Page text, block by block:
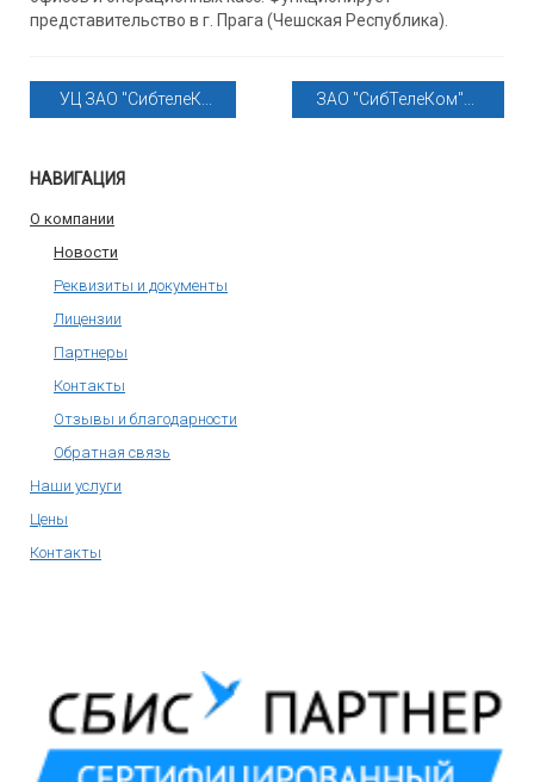
представительство в г. Прага (Чешская Республика).
УЦ ЗАО "СибтелеК... ЗАО "СибТелеКом"...
НАВИГАЦИЯ
О компании
Новости
Реквизиты и документы
Лицензии
Партнеры
Контакты
Отзывы и благодарности
Обратная связь
Наши услуги
Цены
Контакты